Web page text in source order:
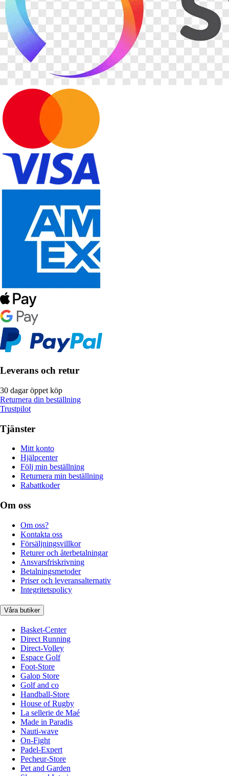
Leverans och retur
30 dagar öppet köp
Returnera din beställning
Trustpilot
Tjänster
Mitt konto
Hjälpcenter
Följ min beställning
Returnera min beställning
Rabattkoder
Om oss
Om oss?
Kontakta oss
Försäljningsvillkor
Returer och återbetalningar
Ansvarsfriskrivning
Betalningsmetoder
Priser och leveransalternativ
Integritetspolicy
Våra butiker
Basket-Center
Direct Running
Direct-Volley
Espace Golf
Foot-Store
Galop Store
Golf and co
Handball-Store
House of Rugby
La sellerie de Maé
Made in Paradis
Nauti-wave
On-Fight
Padel-Expert
Pecheur-Store
Pet and Garden